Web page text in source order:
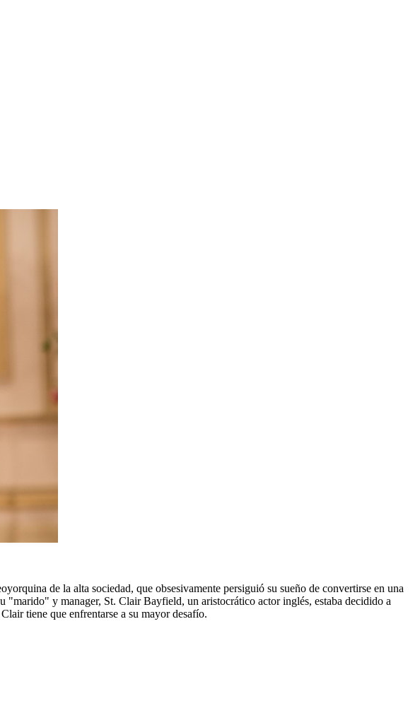
de la alta sociedad, que obsesivamente persiguió su sueño de convertirse en una
"marido" y manager, St. Clair Bayfield, un aristocrático actor inglés, estaba decidido a
tiene que enfrentarse a su mayor desafío.